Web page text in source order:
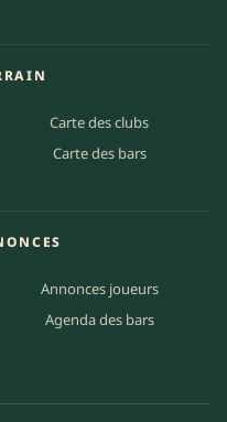
Carte des clubs
Carte des bars
Annonces joueurs
Agenda des bars